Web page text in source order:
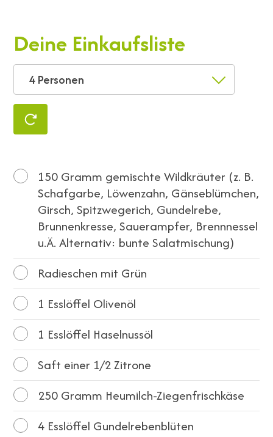
Deine Einkaufsliste
4 Personen
150 Gramm gemischte Wildkräuter (z. B.
Schafgarbe, Löwenzahn, Gänseblümchen,
Girsch, Spitzwegerich, Gundelrebe,
Brunnenkresse, Sauerampfer, Brennnessel
u.Ä. Alternativ: bunte Salatmischung)
Radieschen mit Grün
1 Esslöffel Olivenöl
1 Esslöffel Haselnussöl
Saft einer 1/2 Zitrone
250 Gramm Heumilch-Ziegenfrischkäse
4 Esslöffel Gundelrebenblüten